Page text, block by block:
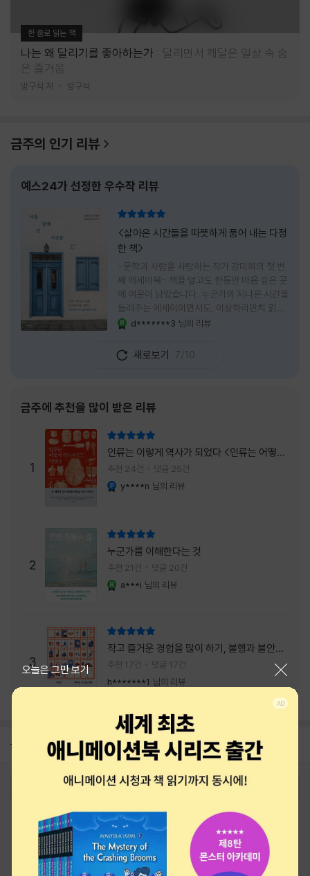
한 줄로 읽는 책
나는 왜 달리기를 좋아하는가
달리면서 깨달은 일상 속 숨
은 즐거움
방구석 저 방구석
금주의 인기 리뷰
예스24가 선정한 우수작 리뷰
<살아온 시간들을 따뜻하게 품어 내는 다정
한 책>
-문학과 사람을 사랑하는 작가 강미희의 첫 번
째 에세이북- 책을 덮고도 한동안 마음 깊은 곳
에 여운이 남았습니다. 누군가의 지나온 시간을
들려주는 에세이이면서도, 이상하리만치 읽는
사람 자신의 삶을 다시 돌아보게 만드는 책이었
으로 머물지 않고, 각자의 상처와 후회, 다 지나
온 줄 알았던 마음의 결을 가만히 비추는 거울
는다는 것, 대신 지나온 시간 속에서 비로소 알
있고 무너지지 않는 것보다 다시 일어서는 일이
더 중요하다는 사실을 담담하게 보여줍니다. 그
래서 읽는 내내 위로가 과장되지 않았고, 오히
려 그 절제된 진심 덕분에 더 오래 마음에 남았
습니다. 책 곳곳에
d*******3 님의 리뷰
새로보기 7/10
금주에 추천을 많이 받은 리뷰
1
인류는 이렇게 역사가 되었다 <인류는 어떻게
역사가 되었나>
추천 24건 댓글 25건
y****n 님의 리뷰
2
누군가를 이해한다는 것
추천 21건 댓글 20건
a***i 님의 리뷰
3
작고 즐거운 경험을 많이 하기, 불행과 불안을
회피하지 말기, 그리고 좋은 사람을 많이 만나
기.
추천 17건
댓글 17건
h*******1 님의 리뷰
공지 26년 NBCI 수상 안내
2026-08-01
오늘은 그만 보기
로그인 최근 본 상품 주문/배송
고객센터 1544-3800 티켓 1544-6399
중고샵 1566-4295
eBook 1:1문의/채팅상담
예스이십사(주) 사업자 정보
이용약관
개인정보처리방침 청소년보호정책